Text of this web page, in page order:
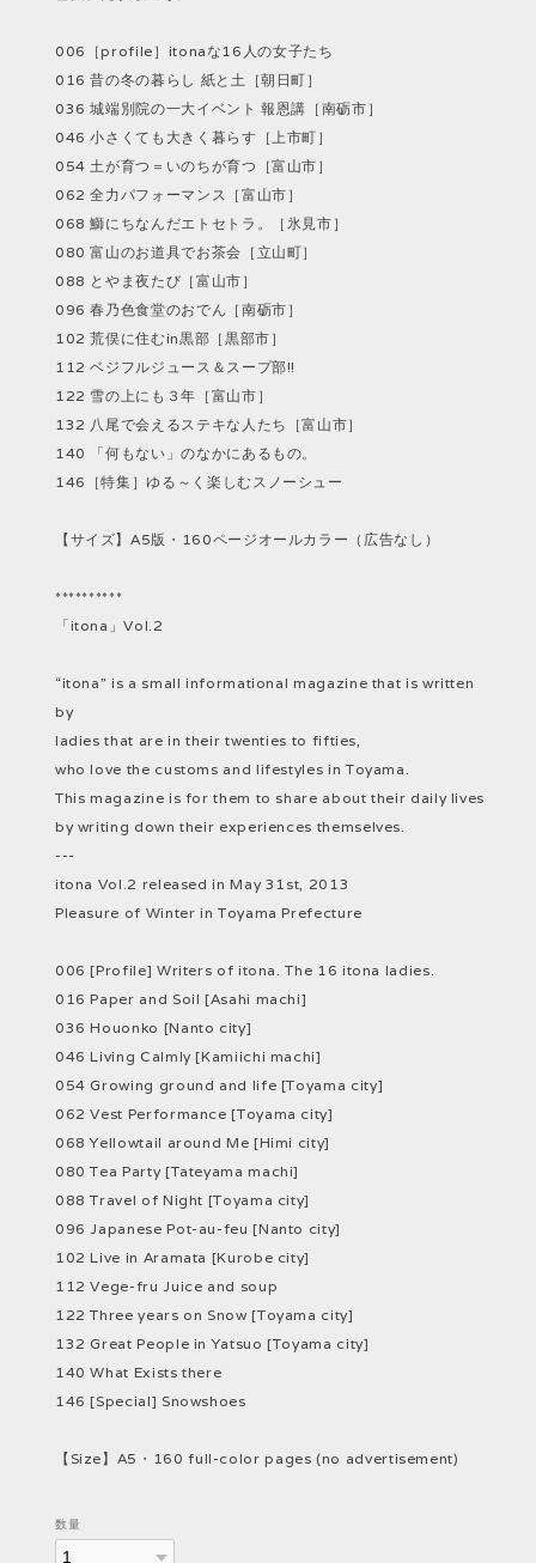
006［profile］itonaな16人の女子たち
016 昔の冬の暮らし 紙と土［朝日町］
036 城端別院の一大イベント 報恩講［南砺市］
046 小さくても大きく暮らす［上市町］
054 土が育つ＝いのちが育つ［富山市］
062 全力パフォーマンス［富山市］
068 鰤にちなんだエトセトラ。［氷見市］
080 富山のお道具でお茶会［立山町］
088 とやま夜たび［富山市］
096 春乃色食堂のおでん［南砺市］
102 荒俣に住むin黒部［黒部市］
112 ベジフルジュース＆スープ部!!
122 雪の上にも３年［富山市］
132 八尾で会えるステキな人たち［富山市］
140 「何もない」のなかにあるもの。
146［特集］ゆる～く楽しむスノーシュー
【サイズ】A5版・160ページオールカラー（広告なし）
**********
「itona」Vol.2
“itona” is a small informational magazine that is written
by
ladies that are in their twenties to fifties,
who love the customs and lifestyles in Toyama.
This magazine is for them to share about their daily lives
by writing down their experiences themselves.
---
itona Vol.2 released in May 31st, 2013
Pleasure of Winter in Toyama Prefecture
006 [Profile] Writers of itona. The 16 itona ladies.
016 Paper and Soil [Asahi machi]
036 Houonko [Nanto city]
046 Living Calmly [Kamiichi machi]
054 Growing ground and life [Toyama city]
062 Vest Performance [Toyama city]
068 Yellowtail around Me [Himi city]
080 Tea Party [Tateyama machi]
088 Travel of Night [Toyama city]
096 Japanese Pot-au-feu [Nanto city]
102 Live in Aramata [Kurobe city]
112 Vege-fru Juice and soup
122 Three years on Snow [Toyama city]
132 Great People in Yatsuo [Toyama city]
140 What Exists there
146 [Special] Snowshoes
【Size】A5・160 full-color pages (no advertisement)
数量